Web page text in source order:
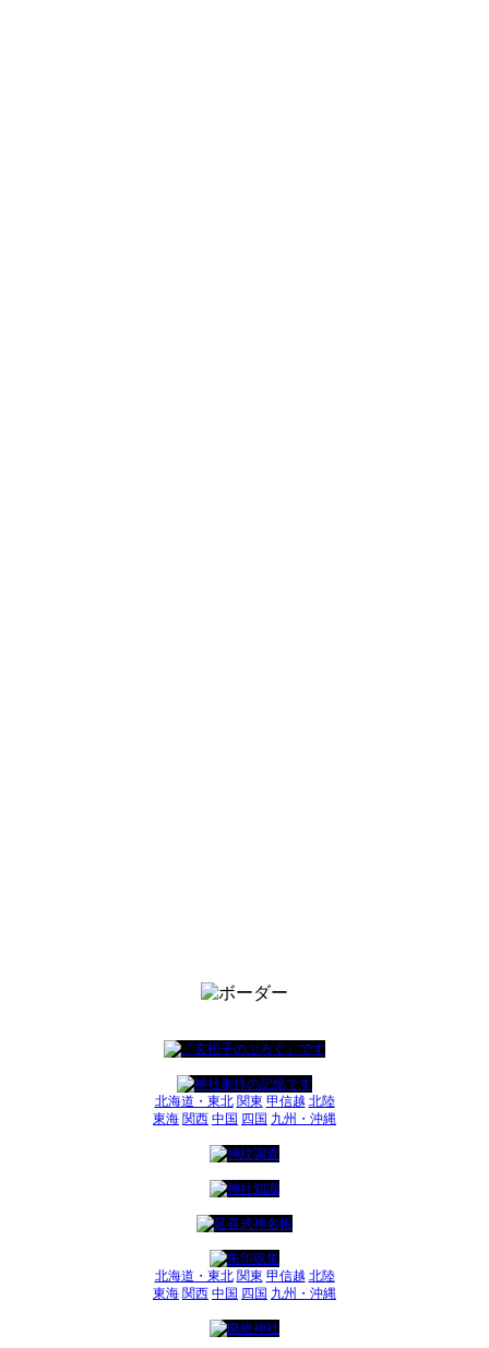
北海道・東北 関東 甲信越 北陸
東海 関西 中国 四国 九州・沖縄
北海道・東北 関東 甲信越 北陸
東海 関西 中国 四国 九州・沖縄